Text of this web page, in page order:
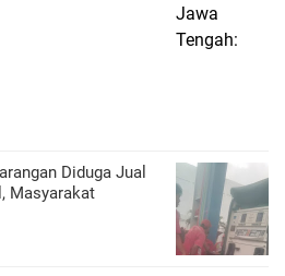
Diduga Jual
Masyarakat